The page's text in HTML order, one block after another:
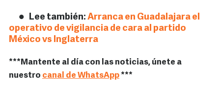
Lee también: Arranca en Guadalajara el
operativo de vigilancia de cara al partido
México vs Inglaterra
***Mantente al día con las noticias, únete a
nuestro canal de WhatsApp***